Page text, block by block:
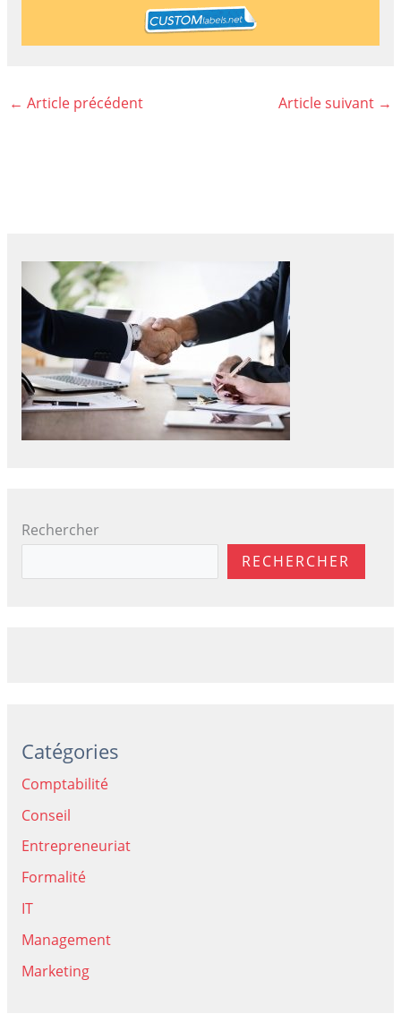
← Article précédent Article suivant →
Rechercher
RECHERCHER
Catégories
Comptabilité
Conseil
Entrepreneuriat
Formalité
IT
Management
Marketing